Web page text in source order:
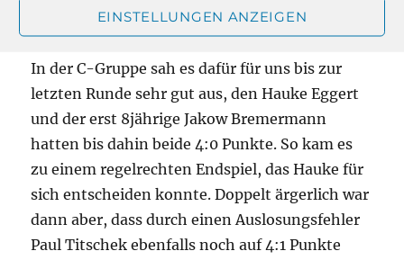
EINSTELLUNGEN ANZEIGEN
In der C-Gruppe sah es dafür für uns bis zur
letzten Runde sehr gut aus, den Hauke Eggert
und der erst 8jährige Jakow Bremermann
hatten bis dahin beide 4:0 Punkte. So kam es
zu einem regelrechten Endspiel, das Hauke für
sich entscheiden konnte. Doppelt ärgerlich war
dann aber, dass durch einen Auslosungsfehler
Paul Titschek ebenfalls noch auf 4:1 Punkte